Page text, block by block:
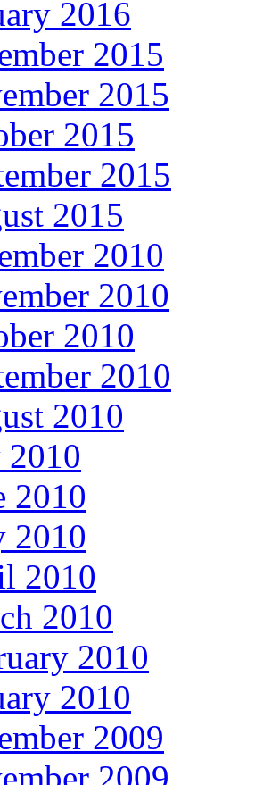
2016
2015
2015
2015
2015
2015
2010
2010
2010
2010
2010
2010
2010
2010
2010
2010
2010
2009